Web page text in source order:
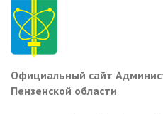
Перейти
основному
содержанию
Официальный сайт
Пензенской области